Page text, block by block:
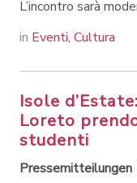
L’incontro sarà
in Eventi, Cultura
Isole
Loreto
studenti
Pressemitteilungen